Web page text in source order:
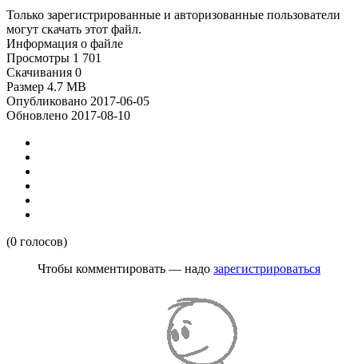
Только зарегистрированные и авторизованные пользователи
могут скачать этот файл.
Информация о файле
Просмотры 1 701
Скачивания 0
Размер 4.7 MB
Опубликовано 2017-06-05
Обновлено 2017-08-10
(0 голосов)
Чтобы комментировать — надо зарегистрироваться